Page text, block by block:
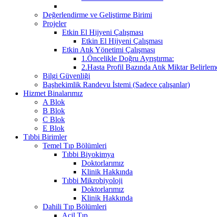
Değerlendirme ve Geliştirme Birimi
Projeler
Etkin El Hijyeni Çalışması
Etkin El Hijyeni Çalışması
Etkin Atık Yönetimi Çalışması
1.Öncelikle Doğru Ayrıştırma:
2.Hasta Profil Bazında Atık Miktar
Bilgi Güvenliği
Başhekimlik Randevu İstemi (Sadece çalışanlar)
Hizmet Binalarımız
A Blok
B Blok
C Blok
E Blok
Tıbbi Birimler
Temel Tıp Bölümleri
Tıbbi Biyokimya
Doktorlarımız
Klinik Hakkında
Tıbbi Mikrobiyoloji
Doktorlarımız
Klinik Hakkında
Dahili Tıp Bölümleri
Acil Tıp